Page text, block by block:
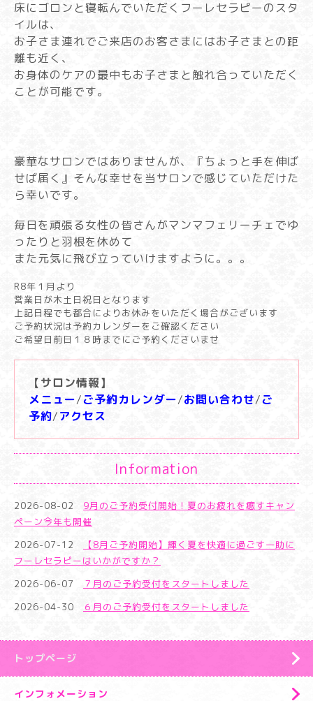
床にゴロンと寝転んでいただくフーレセラピーのスタ
イルは、
お子さま連れでご来店のお客さまにはお子さまとの距
離も近く、
お身体のケアの最中もお子さまと触れ合っていただく
ことが可能です。
豪華なサロンではありませんが、『ちょっと手を伸ば
せば届く』そんな幸せを当サロンで感じていただけた
ら幸いです。
毎日を頑張る女性の皆さんがマンマフェリーチェでゆ
ったりと羽根を休めて
また元気に飛び立っていけますように。。。
R8年１月より
営業日が木土日祝日となります
上記日程でも都合によりお休みをいただく場合がございます
ご予約状況は予約カレンダーをご確認ください
ご希望日前日１８時までにご予約くださいませ
【サロン情報】
メニュー/ご予約カレンダー/お問い合わせ/ご
予約/アクセス
Information
2026-08-02
9月のご予約受付開始！夏のお疲れを癒すキャン
ペーン今年も開催
2026-07-12
【8月ご予約開始】輝く夏を快適に過ごす一助に
フーレセラピーはいかがですか？
2026-06-07
７月のご予約受付をスタートしました
2026-04-30
６月のご予約受付をスタートしました
トップページ
インフォメーション